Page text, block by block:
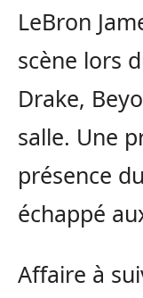
LeBron
scène lors
Drake,
salle. Une
présence
échappé
Affaire à